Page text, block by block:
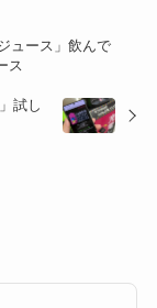
ュース」飲んで
ス
試し